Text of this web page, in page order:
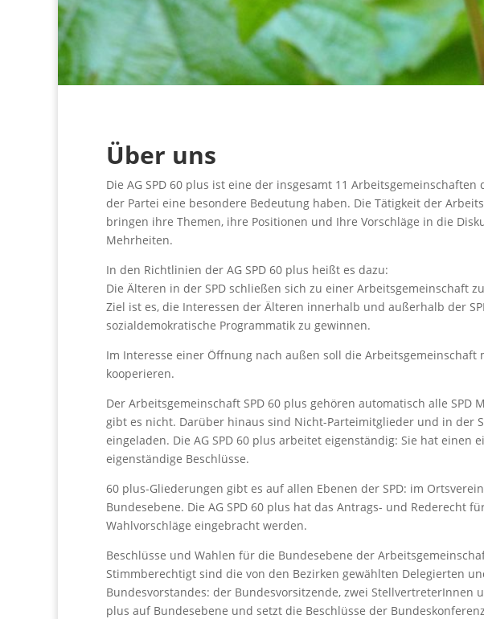
Über uns
Die AG SPD 60 plus ist eine der insgesamt 11
der Partei eine besondere Bedeutung haben. Die Tätigkeit der
bringen ihre Themen, ihre Positionen und Ihre Vorschläge in die
Mehrheiten.
In den Richtlinien der AG SPD 60 plus heißt es dazu:
Die Älteren in der SPD schließen sich zu einer Arbeitsgemeinschaft
Ziel ist es, die Interessen der Älteren innerhalb und außerhalb der
sozialdemokratische Programmatik zu gewinnen.
Im Interesse einer Öffnung nach außen soll die
kooperieren.
Der Arbeitsgemeinschaft SPD 60 plus gehören automatisch alle
gibt es nicht. Darüber hinaus sind Nicht-Parteimitglieder und in der
eingeladen. Die AG SPD 60 plus arbeitet eigenständig: Sie hat
eigenständige Beschlüsse.
60 plus-Gliederungen gibt es auf allen Ebenen der SPD: im
Bundesebene. Die AG SPD 60 plus hat das Antrags- und
Wahlvorschläge eingebracht werden.
Beschlüsse und Wahlen für die Bundesebene der
Stimmberechtigt sind die von den Bezirken gewählten Delegierten
Bundesvorstandes: der Bundesvorsitzende, zwei StellvertreterInnen
plus auf Bundesebene und setzt die Beschlüsse der